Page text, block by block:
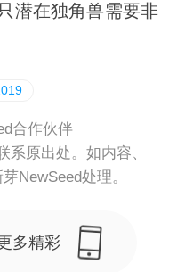
潜在独角兽需要非
合作伙伴
系原出处。如内容、
NewSeed处理。
多精彩